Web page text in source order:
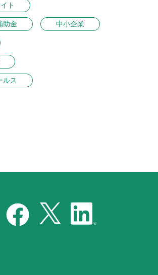
ト
助金 中小企業
ルス